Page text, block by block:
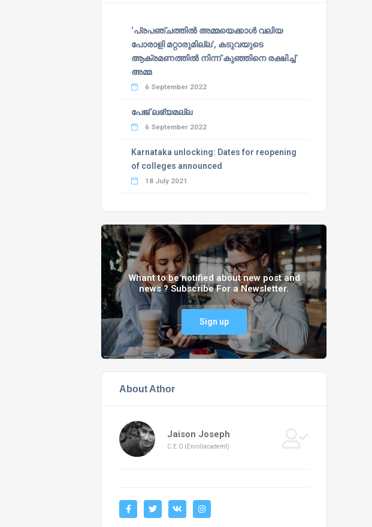
‘പ്രപഞ്ചത്തില്‍ അമ്മയെക്കാള്‍ വലിയ
പോരാളി മറ്റാരുമില്ല’, കടുവയുടെ
ആക്രമണത്തില്‍ നിന്ന് കുഞ്ഞിനെ രക്ഷിച്ച്
അമ്മ
6 September 2022
പേജ് ലഭ്യമല്ല
6 September 2022
Karnataka unlocking: Dates for reopening
of colleges announced
18 July 2021
Whant to be notified about new post and
news ? Subscribe For a Newsletter.
Sign up
About Athor
Jaison Joseph
C.E.O (Enrollacademt)